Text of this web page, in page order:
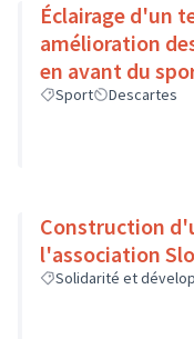
Éclairage d'un
amélioration
en avant du
Sport Descartes
Construction
l'association
Solidarité et